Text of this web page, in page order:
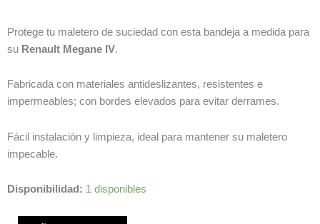
Protege tu maletero de suciedad con esta bandeja a medida para
su Renault Megane IV.
Fabricada con materiales antideslizantes, resistentes e
impermeables; con bordes elevados para evitar derrames.
Fácil instalación y limpieza, ideal para mantener su maletero
impecable.
Disponibilidad: 1 disponibles
BANDEJA